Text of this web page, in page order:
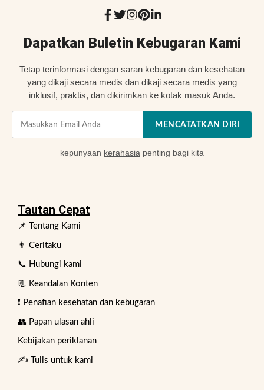
Dapatkan Buletin Kebugaran Kami
Tetap terinformasi dengan saran kebugaran dan kesehatan
yang dikaji secara medis dan dikaji secara medis yang
inklusif, praktis, dan dikirimkan ke kotak masuk Anda.
MENCATATKAN DIRI
kepunyaan kerahasia penting bagi kita
Tautan Cepat
📌 Tentang Kami
👨 Ceritaku
📞 Hubungi kami
📃 Keandalan Konten
❗ Penafian kesehatan dan kebugaran
👥 Papan ulasan ahli
Kebijakan periklanan
✍️ Tulis untuk kami